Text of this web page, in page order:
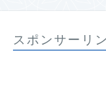
スポンサーリ